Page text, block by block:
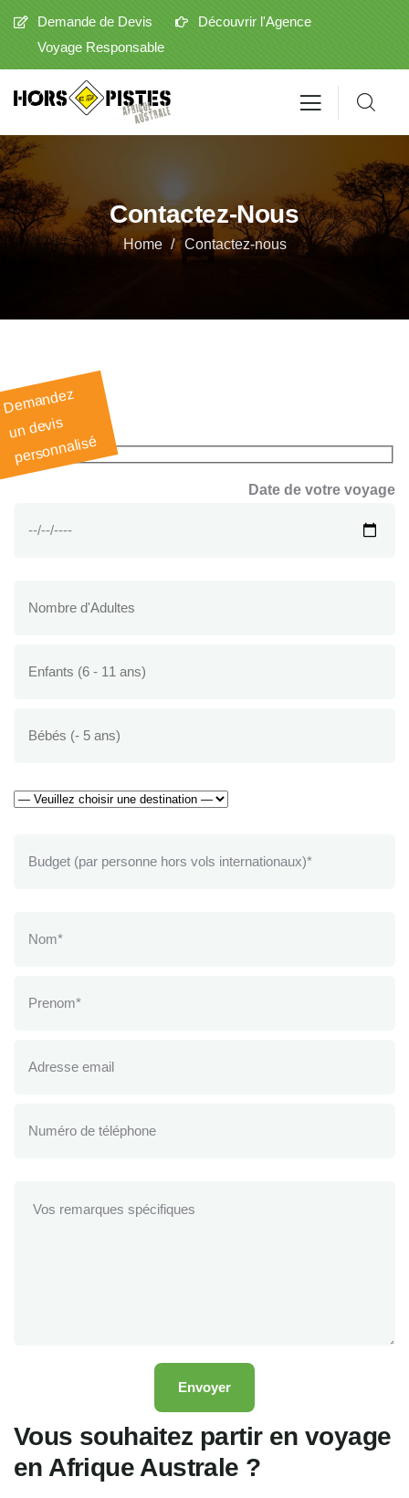
Demande de Devis
Découvrir l'Agence
Voyage Responsable
Contactez-Nous
Home Contactez-nous
De
mandez
un devis
personnalisé
Date de votre voyage
Vous souhaitez partir en voyage
en Afrique Australe ?